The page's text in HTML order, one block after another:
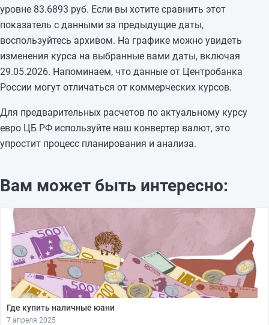
22.05.2026
83,2747
+1,2923
21.05.2026
81,9824
-0,8047
20.05.2026
82,7871
-1,2872
19.05.2026
84,0743
-1,1088
18.05.2026
85,1831
—
17.05.2026
85,1831
—
15.05.2026
уровне 83.6893 руб. Если вы хотите сравнить этот
показатель с данными за предыдущие даты,
воспользуйтесь архивом. На графике можно увидеть
изменения курса на выбранные вами даты, включая
29.05.2026. Напоминаем, что данные от Центробанка
России могут отличаться от коммерческих курсов.
Для предварительных расчетов по актуальному курсу
евро ЦБ РФ используйте наш конвертер валют, это
упростит процесс планирования и анализа.
Вам может быть интересно:
Где купить наличные юани
7 апреля 2025